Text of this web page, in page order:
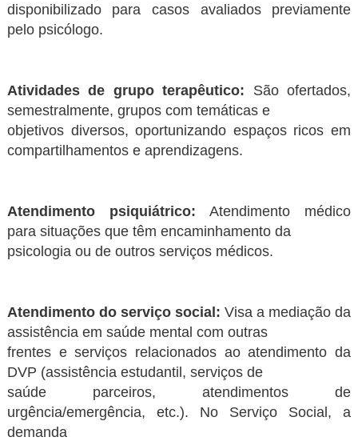
disponibilizado para casos avaliados previamente
pelo psicólogo.
Atividades de grupo terapêutico: São ofertados,
semestralmente, grupos com temáticas e
objetivos diversos, oportunizando espaços ricos em
compartilhamentos e aprendizagens.
Atendimento psiquiátrico:Atendimento médico
para situações que têm encaminhamento da
psicologia ou de outros serviços médicos.
Atendimento do serviço social: Visa a mediação da
assistência em saúde mental com outras
frentes e serviços relacionados ao atendimento da
DVP (assistência estudantil, serviços de
saúde parceiros, atendimentos de
urgência/emergência, etc.). No Serviço Social, a
demanda